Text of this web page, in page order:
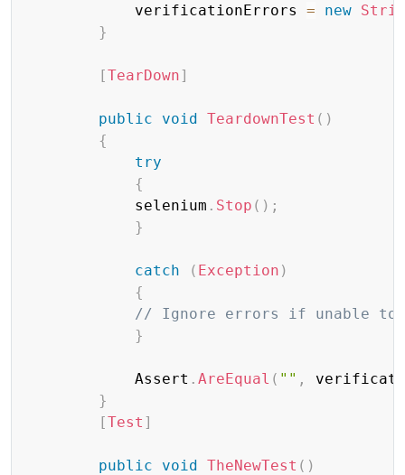
            verificationErrors
= new
}
[TearDown]
public void TeardownTest ( )
{
try
{
            selenium
. Stop ( ) ;
}
catch ( Exception )
{
// Ignore errors if unable to
}
            Assert
. AreEqual ( "" ,
}
[Test ]
public void TheNewTest ( )